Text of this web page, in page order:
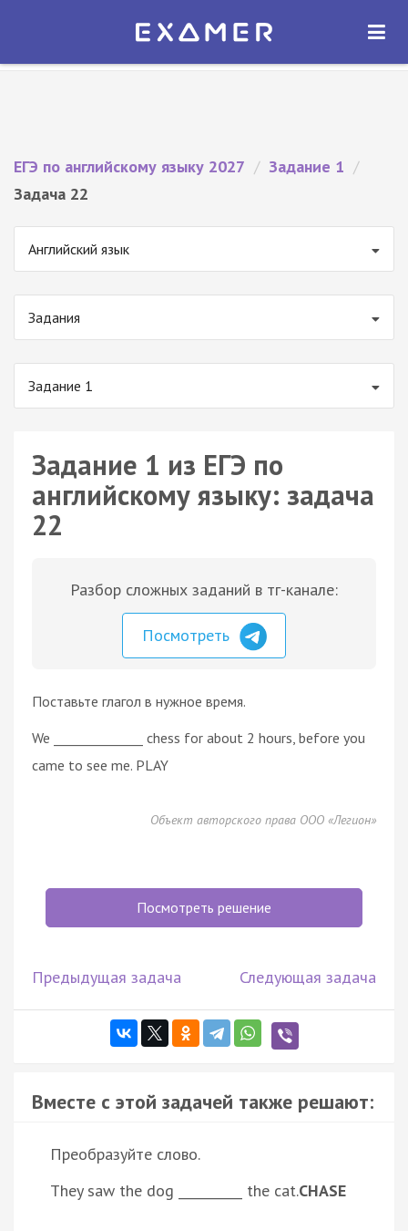
Экзамер — ЕГЭ 2027
ОТКРЫТЬ
ЕГЭ по английскому языку 2027 / Задание 1 /
Задача 22
Английский язык
Задания
Задание 1
Задание 1 из ЕГЭ по
английскому языку: задача
22
Разбор сложных заданий в тг-канале:
Посмотреть
Поставьте глагол в нужное время.
We ______________ chess for about 2 hours, before you
came to see me. PLAY
Объект авторского права ООО «Легион»
Посмотреть решение
Предыдущая задача Следующая задача
Вместе с этой задачей также решают:
Преобразуйте слово.
They saw the dog __________ the cat.CHASE